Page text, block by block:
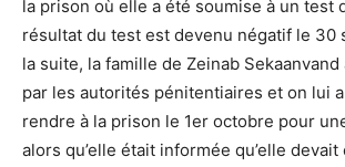
la prison où elle a été soumise à un test
résultat du test est devenu négatif le 30
la suite, la famille de Zeinab
par les autorités pénitentiaires et on lui
rendre à la prison le 1er octobre pour
alors qu’elle était informée qu’elle